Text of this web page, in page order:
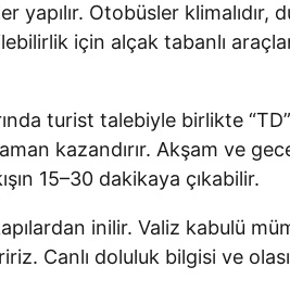
Otobüsler klimalıdır,
için alçak tabanlı
turist talebiyle birlikte
kazandırır. Akşam ve
15–30 dakikaya çıkabilir.
inilir. Valiz kabulü
Canlı doluluk bilgisi ve